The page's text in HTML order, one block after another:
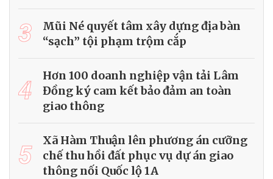
3
Mũi Né quyết tâm xây dựng địa bàn
“sạch” tội phạm trộm cắp
4
Hơn 100 doanh nghiệp vận tải Lâm
Đồng ký cam kết bảo đảm an toàn
giao thông
5
Xã Hàm Thuận lên phương án cưỡng
chế thu hồi đất phục vụ dự án giao
thông nối Quốc lộ 1A